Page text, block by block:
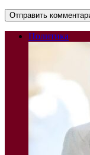
Политика